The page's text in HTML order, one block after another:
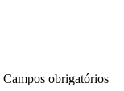
Campos obrigatórios